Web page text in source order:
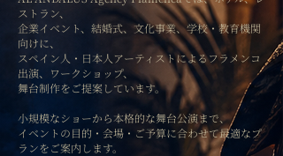
ストラン、
企業イベント、結婚式、文化事業、学校・教育機関
向けに、
スペイン人・日本人アーティストによるフラメンコ
出演、ワークショップ、
舞台制作をご提案しています。
小規模なショーから本格的な舞台公演まで、
イベントの目的・会場・ご予算に合わせて最適なプ
ランをご案内します。